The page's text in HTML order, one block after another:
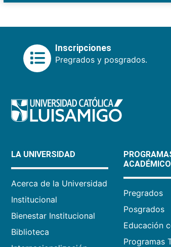
Inscripciones
Pregrados y posgrados.
LA UNIVERSIDAD
Acerca de la Universidad
Institucional
Bienestar Institucional
Biblioteca
Pregrados
Posgrados
Educación
Programas